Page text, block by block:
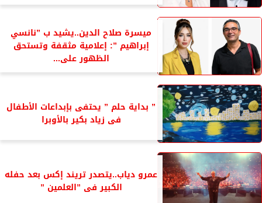
ميسرة صلاح الدين..يشيد ب ”نانسي
إبراهيم ”: إعلامية مثقفة وتستحق
الظهور على...
” بداية حلم ” يحتفى بإبداعات الأطفال
فى زياد بكير بالأوبرا
عمرو دياب..يتصدر تريند إكس بعد حفله
الكبير فى ”العلمين ”